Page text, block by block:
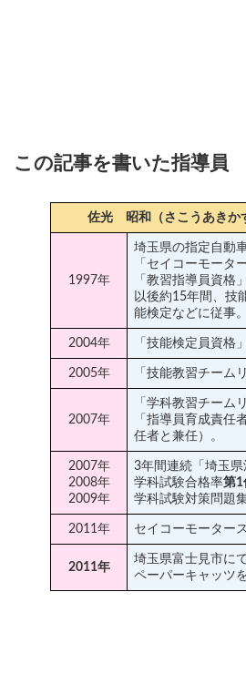
この記事を書いた指導員
佐光 昭和（さこうあき
1997年
埼玉県の指定自動
「セイコーモータ
「教習指導員資格
以後約15年間、技
能検定などに従事。
2004年 「技能検定員資格
2005年 「技能教習チーム
2007年
「学科教習チーム
「指導員育成責任
任者と兼任）。
2007年
2008年
2009年
3年間連続「埼玉
学科試験合格率第1
学科試験対策問題
2011年 セイコーモーター
2011年
埼玉県富士見市に
ペーパーキャッツ